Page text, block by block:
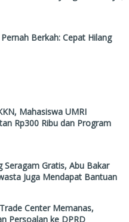
Berkah: Cepat Hilang
Mahasiswa UMRI
Rp300 Ribu dan Program
Seragam Gratis, Abu Bakar
Juga Mendapat Bantuan
Center Memanas,
Persoalan ke DPRD